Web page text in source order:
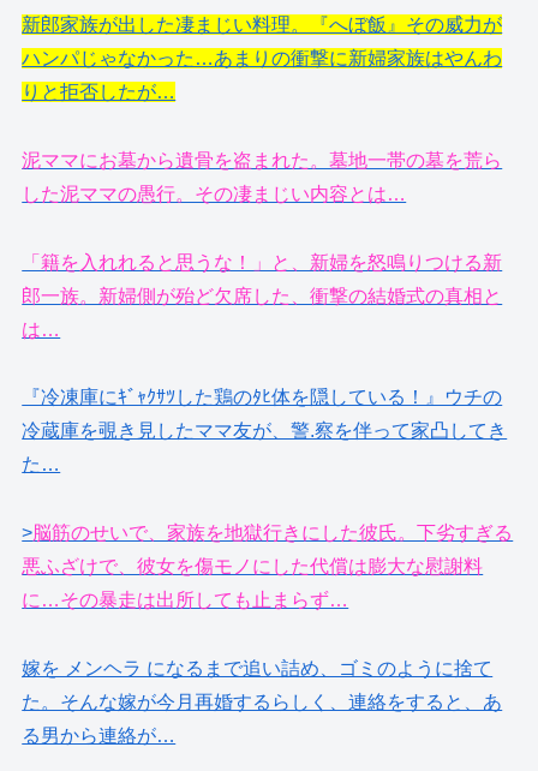
新郎家族が出した凄まじい料理。『へぼ飯』その威力が
ハンパじゃなかった…あまりの衝撃に新婦家族はやんわ
りと拒否したが…
泥ママにお墓から遺骨を盗まれた。墓地一帯の墓を荒ら
した泥ママの愚行。その凄まじい内容とは…
「籍を入れれると思うな！」と、新婦を怒鳴りつける新
郎一族。新婦側が殆ど欠席した、衝撃の結婚式の真相と
は…
『冷凍庫にｷﾞｬｸｻﾂした鶏のﾀﾋ体を隠している！』ウチの
冷蔵庫を覗き見したママ友が、警.察を伴って家凸してき
た…
>脳筋のせいで、家族を地獄行きにした彼氏。下劣すぎる
悪ふざけで、彼女を傷モノにした代償は膨大な慰謝料
に…その暴走は出所しても止まらず…
嫁を メンヘラ になるまで追い詰め、ゴミのように捨て
た。そんな嫁が今月再婚するらしく、連絡をすると、あ
る男から連絡が…